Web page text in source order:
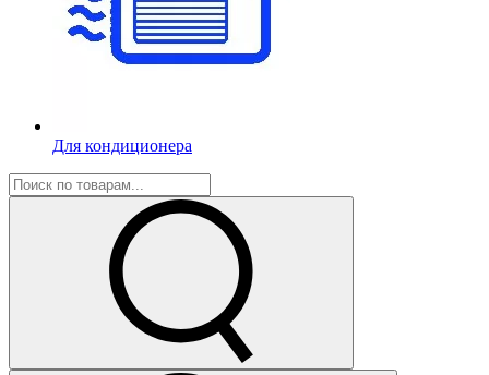
Для кондиционера